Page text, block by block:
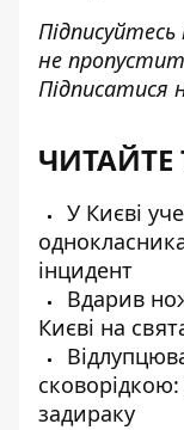
не
Підписатися
У Києві
інцидент
Вдарив
Києві на
задираку